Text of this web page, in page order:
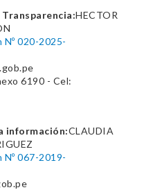
HECTOR
Nº 020-2025-
6190 - Cel:
información:CLAUDIA
Nº 067-2019-